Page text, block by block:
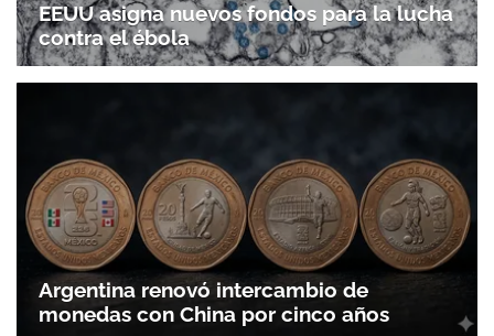
EEUU asigna nuevos fondos para la lucha
contra el ébola
Argentina renovó intercambio de
monedas con China por cinco años